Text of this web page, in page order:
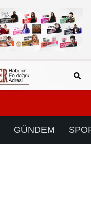
GÜNDEM